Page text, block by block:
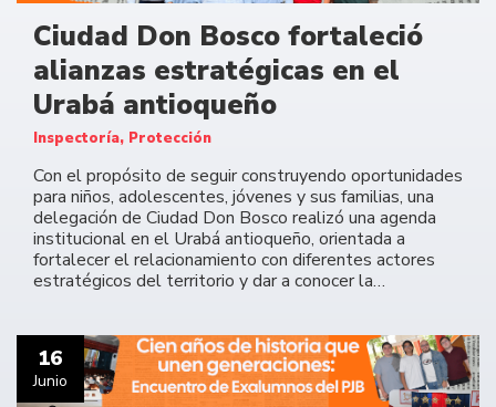
Ciudad Don Bosco fortaleció
alianzas estratégicas en el
Urabá antioqueño
Inspectoría, Protección
Con el propósito de seguir construyendo oportunidades
para niños, adolescentes, jóvenes y sus familias, una
delegación de Ciudad Don Bosco realizó una agenda
institucional en el Urabá antioqueño, orientada a
fortalecer el relacionamiento con diferentes actores
estratégicos del territorio y dar a conocer la…
16
Junio